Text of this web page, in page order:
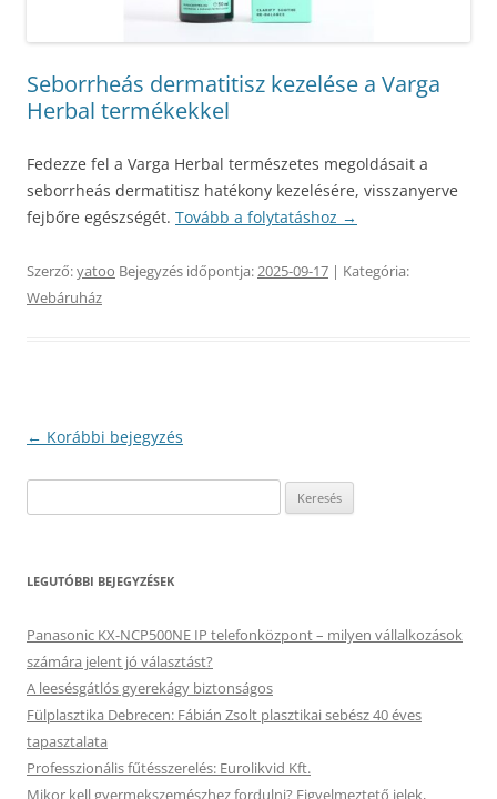
Seborrheás dermatitisz kezelése a Varga
Herbal termékekkel
Fedezze fel a Varga Herbal természetes megoldásait a
seborrheás dermatitisz hatékony kezelésére, visszanyerve
fejbőre egészségét. Tovább a folytatáshoz →
Szerző:yatoo Bejegyzés időpontja:2025-09-17 | Kategória:
Webáruház
Bejegyzés
← Korábbi bejegyzés
LEGUTÓBBI BEJEGYZÉSEK
Panasonic KX-NCP500NE IP telefonközpont – milyen vállalkozások
számára jelent jó választást?
A leesésgátlós gyerekágy biztonságos
Fülplasztika Debrecen: Fábián Zsolt plasztikai sebész 40 éves
tapasztalata
Professzionális fűtésszerelés: Eurolikvid Kft.
Mikor kell gyermekszemészhez fordulni? Figyelmeztető jelek,